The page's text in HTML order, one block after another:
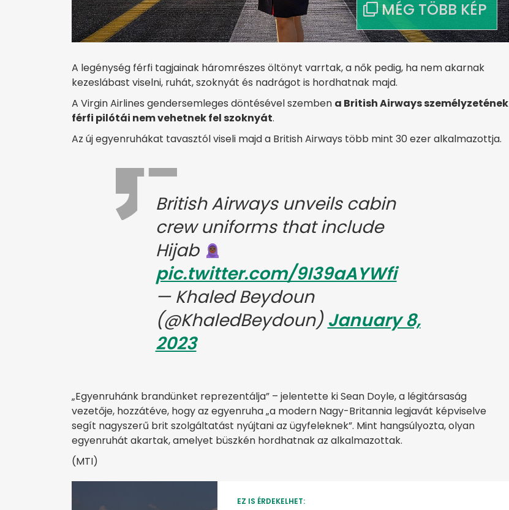
A legénység férfi tagjainak háromrészes öltönyt varrtak, a nők pedig, ha nem akarnak
kezeslábast viselni, ruhát, szoknyát és nadrágot is hordhatnak majd.
A Virgin Airlines gendersemleges döntésével szemben a British Airways személyzetének
férfi pilótái nem vehetnek fel szoknyát.
Az új egyenruhákat tavasztól viseli majd a British Airways több mint 30 ezer alkalmazottja.
British Airways unveils cabin
crew uniforms that include
Hijab
pic.twitter.com/9I39aAYWfi
— Khaled Beydoun
(@KhaledBeydoun) January 8,
2023
„Egyenruhánk brandünket reprezentálja” – jelentette ki Sean Doyle, a légitársaság
vezetője, hozzátéve, hogy az egyenruha „a modern Nagy-Britannia legjavát képviselve
segít nagyszerű brit szolgáltatást nyújtani az ügyfeleknek”. Mint hangsúlyozta, olyan
egyenruhát akartak, amelyet büszkén hordhatnak az alkalmazottak.
(MTI)
EZ IS ÉRDEKELHET: